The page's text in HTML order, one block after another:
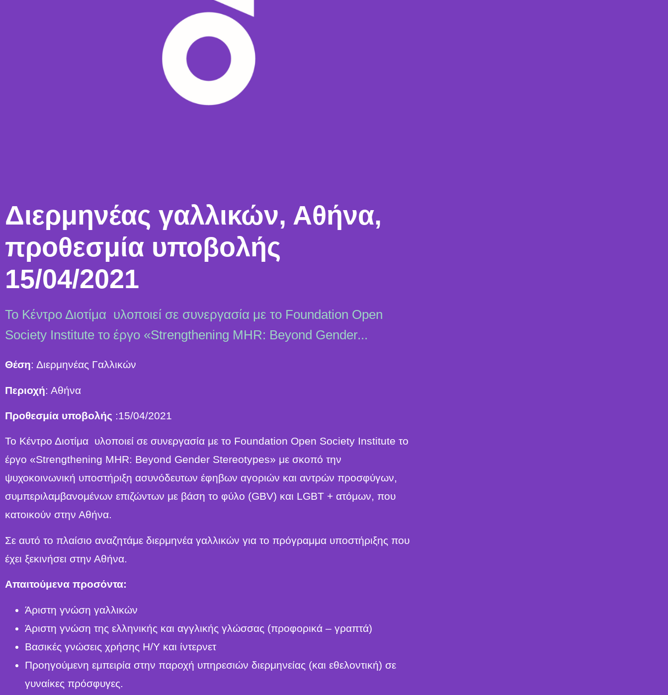
Διερμηνέας γαλλικών, Αθήνα,
προθεσμία υποβολής
15/04/2021
Το Κέντρο Διοτίμα υλοποιεί σε συνεργασία με το Foundation Open
Society Institute το έργο «Strengthening MHR: Beyond Gender...
Θέση: Διερμηνέας Γαλλικών
Περιοχή: Αθήνα
Προθεσμία υποβολής :15/04/2021
Το Κέντρο Διοτίμα υλοποιεί σε συνεργασία με το Foundation Open Society Institute το
έργο «Strengthening MHR: Beyond Gender Stereotypes» με σκοπό την
ψυχοκοινωνική υποστήριξη ασυνόδευτων έφηβων αγοριών και αντρών προσφύγων,
συμπεριλαμβανομένων επιζώντων με βάση το φύλο (GBV) και LGBT + ατόμων, που
κατοικούν στην Αθήνα.
Σε αυτό το πλαίσιο αναζητάμε διερμηνέα γαλλικών για το πρόγραμμα υποστήριξης που
έχει ξεκινήσει στην Αθήνα.
Απαιτούμενα προσόντα:
Άριστη γνώση γαλλικών
Άριστη γνώση της ελληνικής και αγγλικής γλώσσας (προφορικά – γραπτά)
Βασικές γνώσεις χρήσης Η/Υ και ίντερνετ
Προηγούμενη εμπειρία στην παροχή υπηρεσιών διερμηνείας (και εθελοντική) σε
γυναίκες πρόσφυγες.